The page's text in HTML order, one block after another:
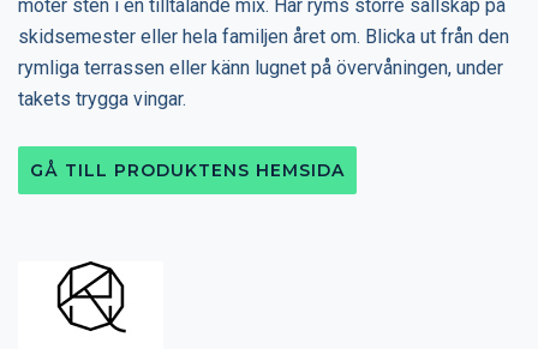
möter sten i en tilltalande mix. Här ryms större sällskap på
skidsemester eller hela familjen året om. Blicka ut från den
rymliga terrassen eller känn lugnet på övervåningen, under
takets trygga vingar.
GÅ TILL PRODUKTENS HEMSIDA